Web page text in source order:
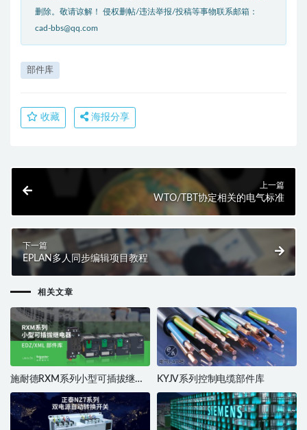
删除。敬请谅解！ 侵权删帖/违法举报/投稿等事物联系邮箱：
cad-bbs@qq.com
部件库
收藏 海报分享
上一篇
WTO/TBT协定相关的电气标准
下一篇
EPLAN多人同步编辑项目教程
相关文章
施耐德RXM系列小型可插拔继电
器
KYJV系列控制电缆部件库